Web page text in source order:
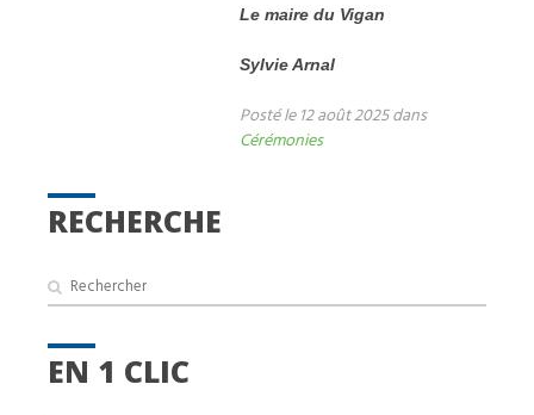
RECHERCHE
EN 1 CLIC
Le maire du Vigan
Sylvie Arnal
Posté le 12 août 2025 dans
Cérémonies